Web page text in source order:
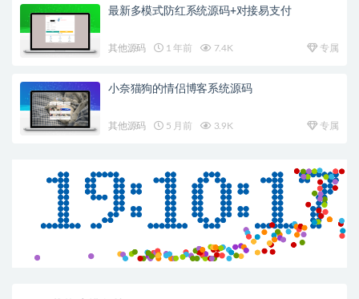
最新多模式防红系统源码+对接易支付
其他源码 1 年前 7.4K 专属
小奈猫狗的情侣博客系统源码
其他源码 5 月前 3.9K 专属